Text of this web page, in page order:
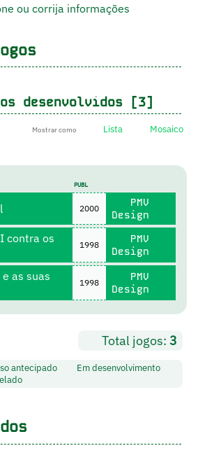
ou corrija informações
desenvolvidos [3]
Mostrar como Lista Mosaico
PUBL
2000
PMV
Design
contra os
1998
PMV
Design
as suas
1998
PMV
Design
Total jogos: 3
antecipado
Em desenvolvimento